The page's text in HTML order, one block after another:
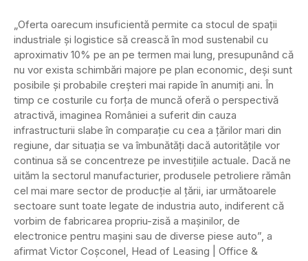
„Oferta oarecum insuficientă permite ca stocul de spaţii
industriale şi logistice să crească în mod sustenabil cu
aproximativ 10% pe an pe termen mai lung, presupunând că
nu vor exista schimbări majore pe plan economic, deşi sunt
posibile şi probabile creşteri mai rapide în anumiţi ani. În
timp ce costurile cu forţa de muncă oferă o perspectivă
atractivă, imaginea României a suferit din cauza
infrastructurii slabe în comparaţie cu cea a ţărilor mari din
regiune, dar situaţia se va îmbunătăţi dacă autorităţile vor
continua să se concentreze pe investiţiile actuale. Dacă ne
uităm la sectorul manufacturier, produsele petroliere rămân
cel mai mare sector de producţie al ţării, iar următoarele
sectoare sunt toate legate de industria auto, indiferent că
vorbim de fabricarea propriu-zisă a maşinilor, de
electronice pentru maşini sau de diverse piese auto”, a
afirmat Victor Coşconel, Head of Leasing | Office &